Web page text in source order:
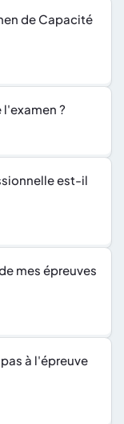
de Capacité
?
est-il
mes épreuves
à l'épreuve